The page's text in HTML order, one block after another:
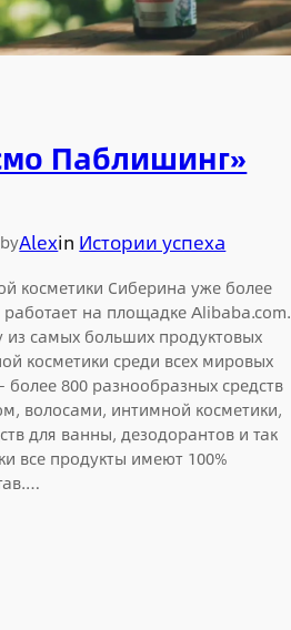
Паблишинг»
byAlexin Истории успеха
косметики Сиберина уже более
на площадке Alibaba.com.
из самых больших продуктовых
косметики среди всех мировых
более 800 разнообразных средств
волосами, интимной косметики,
для ванны, дезодорантов и так
все продукты имеют 100%